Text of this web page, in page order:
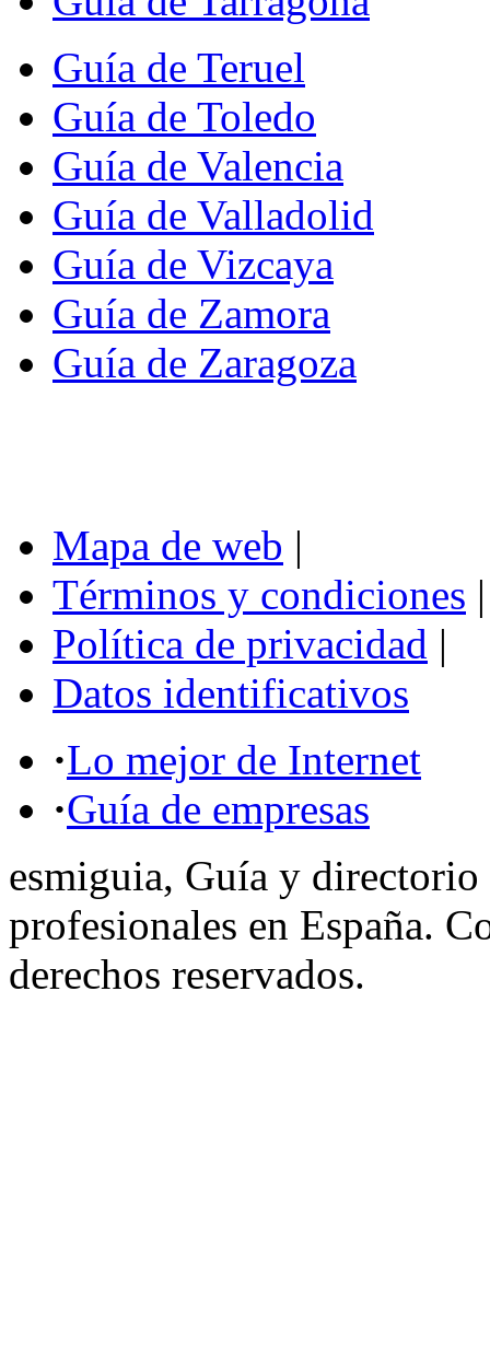
Guía de Teruel
Guía de Toledo
Guía de Valencia
Guía de Valladolid
Guía de Vizcaya
Guía de Zamora
Guía de Zaragoza
Mapa de web |
Términos y condiciones |
Política de privacidad |
Datos identificativos
·Lo mejor de Internet
·Guía de empresas
esmiguia, Guía y directorio
profesionales en España.
derechos reservados.